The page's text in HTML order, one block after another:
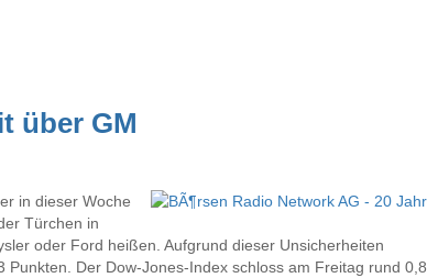
über GM
in dieser Woche
Türchen in
oder Ford heißen. Aufgrund dieser Unsicherheiten
Punkten. Der Dow-Jones-Index schloss am Freitag rund 0,8